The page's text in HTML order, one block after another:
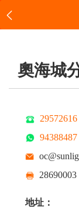
奧海城
29572616
94388487
28690003
地址：